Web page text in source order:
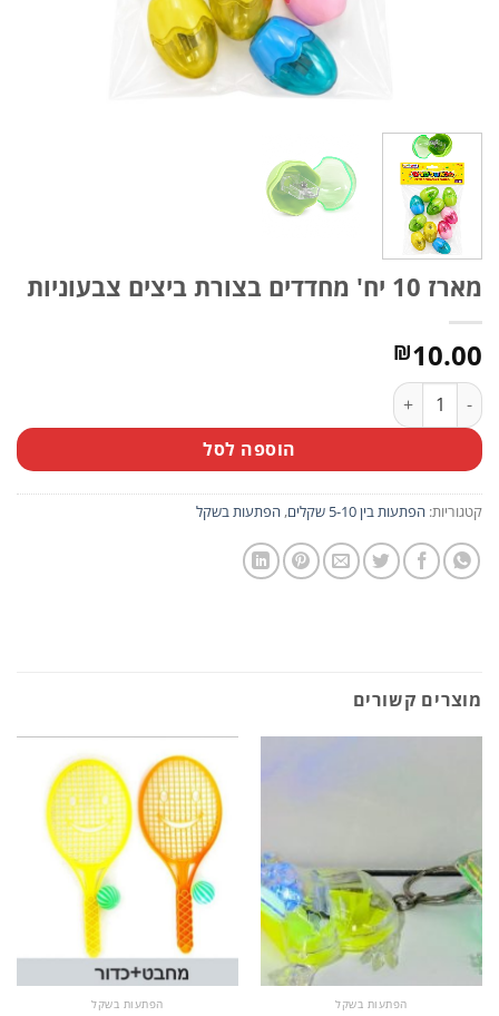
מארז 10 יח' מחדדים בצורת ביצים צבעוניות
₪10.00
כמות של מארז 10 יח' מחדדים בצורת ביצים צבעוניות
הוספה לסל
קטגוריות: הפתעות בין 5-10 שקלים , הפתעות בשקל
מוצרים קשורים
הפתעות בשקל הפתעות בשקל